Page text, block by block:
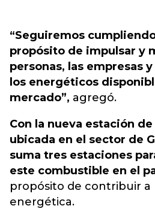
“Seguiremos
propósito de impulsar y
personas, las empresas
los energéticos
mercado”, agregó.
Con la nueva estación de
ubicada en el sector de
suma tres estaciones
este combustible en el
propósito de contribuir a
energética.